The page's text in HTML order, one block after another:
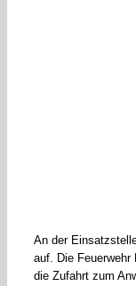
An der
auf. Die Feuerwehr
die Zufahrt zum